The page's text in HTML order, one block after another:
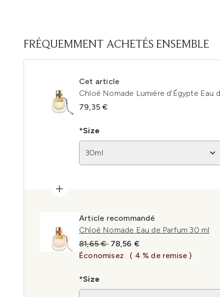
FRÉQUEMMENT ACHETÉS ENSEMBLE
Cet article
Chloé Nomade Lumière d'Égypte Eau
79,35 €
*Size
30ml
Article recommandé
Chloé Nomade Eau de Parfum 30 ml
Prix de vente :
81,65 € Prix ​​actuel :
78,56 €
Économisez
( 4 % de remise )
*Size